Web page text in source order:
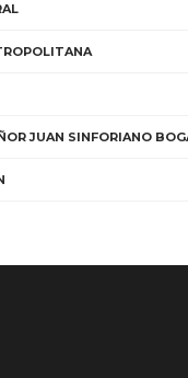
JUAN SINFORIANO